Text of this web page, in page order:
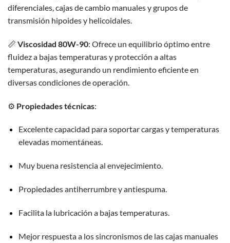
diferenciales, cajas de cambio manuales y grupos de
transmisión hipoides y helicoidales.
📏 Viscosidad 80W-90: Ofrece un equilibrio óptimo entre
fluidez a bajas temperaturas y protección a altas
temperaturas, asegurando un rendimiento eficiente en
diversas condiciones de operación.
⚙️ Propiedades técnicas:
Excelente capacidad para soportar cargas y temperaturas
elevadas momentáneas.
Muy buena resistencia al envejecimiento.
Propiedades antiherrumbre y antiespuma.
Facilita la lubricación a bajas temperaturas.
Mejor respuesta a los sincronismos de las cajas manuales